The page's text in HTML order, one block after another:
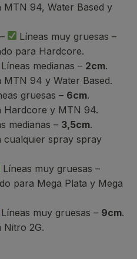
MTN 94, Water Based y
–
Líneas muy gruesas –
para Hardcore.
Líneas medianas – 2cm.
MTN 94 y Water Based.
gruesas – 6cm.
Hardcore y MTN 94.
medianas – 3,5cm.
cualquier spray spray
Líneas muy gruesas –
para Mega Plata y Mega
Líneas muy gruesas – 9cm.
Nitro 2G.